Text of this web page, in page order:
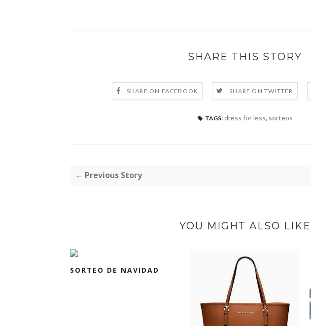
SHARE THIS STORY
SHARE ON FACEBOOK SHARE ON TWITTER
TAGS: dress for less, sorteos
← Previous Story
YOU MIGHT ALSO LIKE
SORTEO DE NAVIDAD